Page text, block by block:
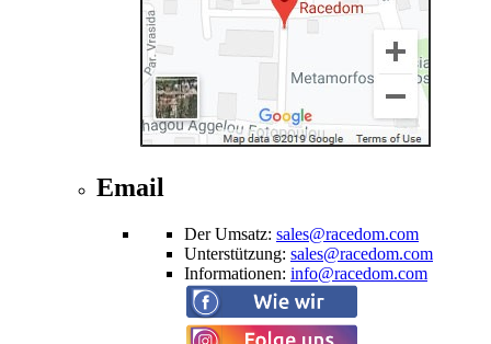
Email
Der Umsatz: sales@racedom.com
Unterstützung: sales@racedom.com
Informationen: info@racedom.com